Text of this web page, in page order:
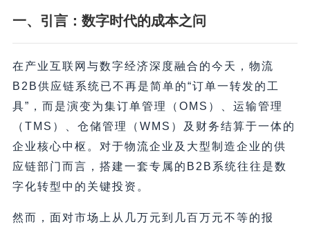
一、引言：数字时代的成本之问
在产业互联网与数字经济深度融合的今天，物流
B2B供应链系统已不再是简单的“订单一转发的工
具”，而是演变为集订单管理（OMS）、运输管理
（TMS）、仓储管理（WMS）及财务结算于一体的
企业核心中枢。对于物流企业及大型制造企业的供
应链部门而言，搭建一套专属的B2B系统往往是数
字化转型中的关键投资。
然而，面对市场上从几万元到几百万元不等的报